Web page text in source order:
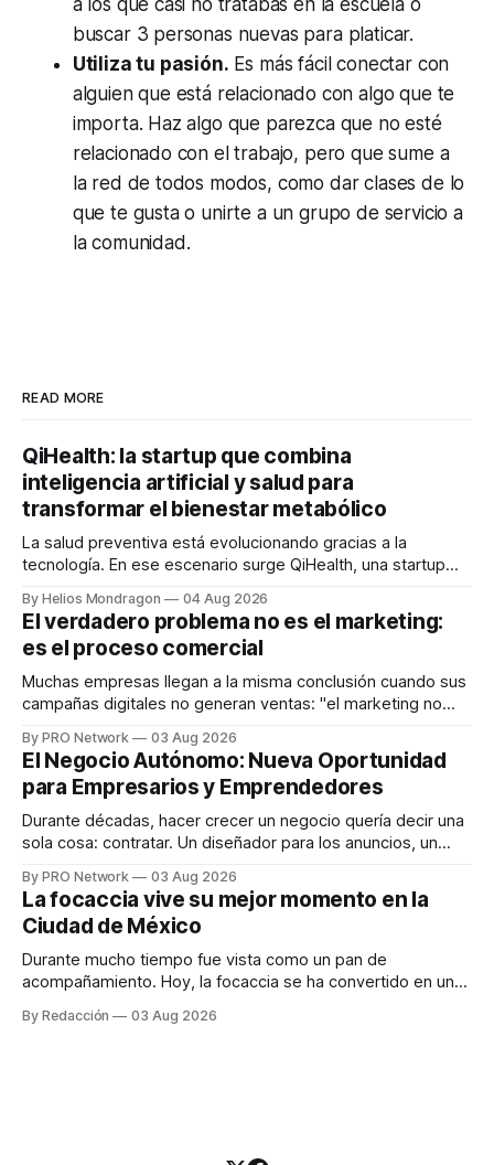
buscar 3 personas nuevas para platicar.
Utiliza tu pasión. Es más fácil conectar con
alguien que está relacionado con algo que te
importa. Haz algo que parezca que no esté
relacionado con el trabajo, pero que sume a
la red de todos modos, como dar clases de lo
que te gusta o unirte a un grupo de servicio a
la comunidad.
READ MORE
QiHealth: la startup que combina
inteligencia artificial y salud para
transformar el bienestar metabólico
La salud preventiva está evolucionando gracias a la
tecnología. En ese escenario surge QiHealth, una startup
dispositivos inteligentes, inteligencia artificial y monitoreo
en tiempo real para ayudar a las personas a tomar mejores
decisiones sobre su salud metabólica. Su propuesta busca
responder
By Helios Mondragon 04 Aug 2026
El verdadero problema no es el marketing:
es el proceso comercial
Muchas empresas llegan a la misma conclusión cuando sus
campañas digitales no generan ventas: "el marketing no
INTERIUS, el problema suele estar en otro lugar. Durante
una entrevista para el podcast SER PRO, el especialista en
marketing digital explicó que
By PRO Network 03 Aug 2026
El Negocio Autónomo: Nueva Oportunidad
para Empresarios y Emprendedores
Durante décadas, hacer crecer un negocio quería decir una
sola cosa: contratar. Un diseñador para los anuncios, un
para los textos, alguien que supiera de publicidad digital
para encontrar prospectos, un vendedor para atender
llamadas y mensajes, y —con suerte— una persona
By PRO Network 03 Aug 2026
La focaccia vive su mejor momento en la
Ciudad de México
Durante mucho tiempo fue vista como un pan de
acompañamiento. Hoy, la focaccia se ha convertido en uno
artesanal, ingredientes de calidad y experiencias que
By Redacción 03 Aug 2026